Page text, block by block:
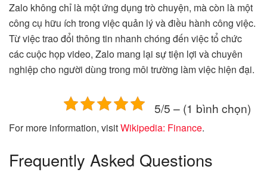
Zalo không chỉ là một ứng dụng trò chuyện, mà còn là một
công cụ hữu ích trong việc quản lý và điều hành công việc.
Từ việc trao đổi thông tin nhanh chóng đến việc tổ chức
các cuộc họp video, Zalo mang lại sự tiện lợi và chuyên
nghiệp cho người dùng trong môi trường làm việc hiện đại.
5/5 – (1 bình chọn)
For more information, visitWikipedia: Finance.
Frequently Asked Questions